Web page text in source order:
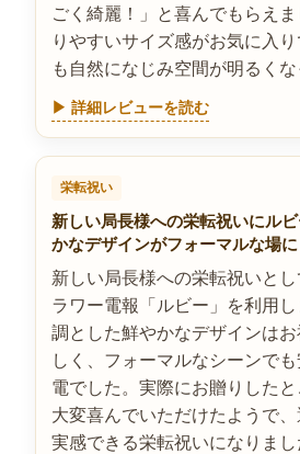
ごく綺麗！」と喜んでもらえ
りやすいサイズ感がお気に入
も自然になじみ空間が明るくな
▶ 詳細レビューを読む
栄転祝い
新しい局長様への栄転祝いにル
かなデザインがフォーマルな場
新しい局長様への栄転祝いと
ラワー電報「ルビー」を利用
調とした鮮やかなデザインは
しく、フォーマルなシーンで
電でした。実際にお贈りした
大変喜んでいただけたようで
実感できる栄転祝いになりまし